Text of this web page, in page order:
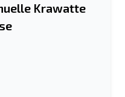
Krawatte